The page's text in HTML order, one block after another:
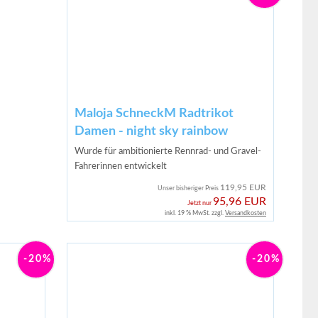
Maloja SchneckM Radtrikot
Damen - night sky rainbow
Wurde für ambitionierte Rennrad- und Gravel-
Fahrerinnen entwickelt
Unser bisheriger Preis 119,95 EUR
Jetzt nur 95,96 EUR
inkl. 19 % MwSt. zzgl. Versandkosten
-20% -20%